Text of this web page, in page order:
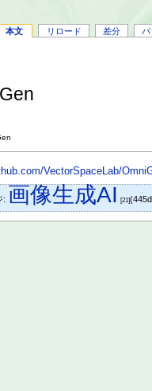
本文 リロード 差分 バ
VectorSpaceLab/
: 画像生成AI [21]